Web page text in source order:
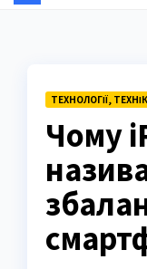
ТЕХНОЛОГІЇ,
Чому